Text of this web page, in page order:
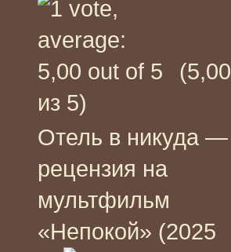
(5,00
из 5)
Отель в никуда —
рецензия на
мультфильм
«Непокой» (2025